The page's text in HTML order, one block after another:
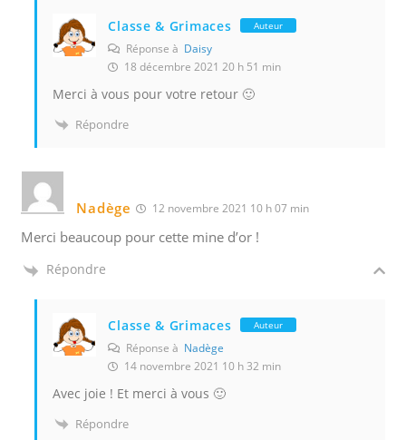
Classe & Grimaces Auteur
Réponse à Daisy
18 décembre 2021 20 h 51 min
Merci à vous pour votre retour 🙂
Répondre
Nadège 12 novembre 2021 10 h 07 min
Merci beaucoup pour cette mine d’or !
Répondre
Classe & Grimaces Auteur
Réponse à Nadège
14 novembre 2021 10 h 32 min
Avec joie ! Et merci à vous 🙂
Répondre